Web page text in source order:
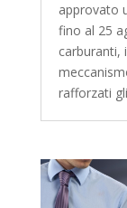
approvato
fino al 25
carburanti,
rafforzati